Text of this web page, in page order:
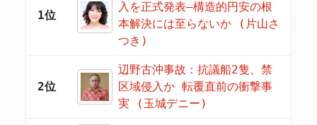
1位
入を正式発表―構造的円安の根
本解決には至らないか (片山さ
つき)
2位
辺野古沖事故：抗議船2隻、禁
区域侵入か 転覆直前の衝撃事
実 (玉城デニー)